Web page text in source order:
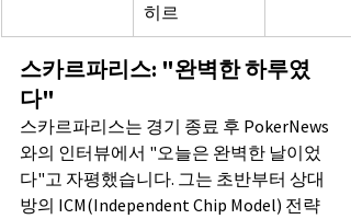
히르
스카르파리스: "완벽한 하루였
다"
스카르파리스는 경기 종료 후 PokerNews
와의 인터뷰에서 "오늘은 완벽한 날이었
다"고 자평했습니다. 그는 초반부터 상대
방의 ICM(Independent Chip Model) 전략